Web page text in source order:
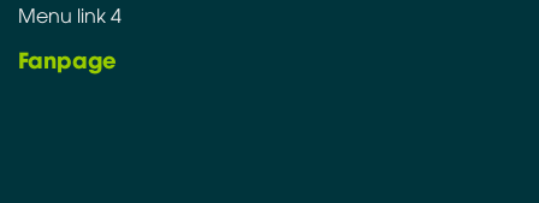
Menu link 4
Fanpage